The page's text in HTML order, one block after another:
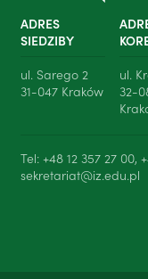
ADRES
SIEDZIBY
ul. Sarego 2
31-047 Kraków
ul.
32-
Tel: +48 12 357 27 00,
sekretariat@iz.edu.pl